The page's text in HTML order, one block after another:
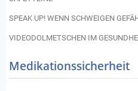
SPEAK UP! WENN SCHWEIGEN
VIDEODOLMETSCHEN IM
Medikationssicherheit